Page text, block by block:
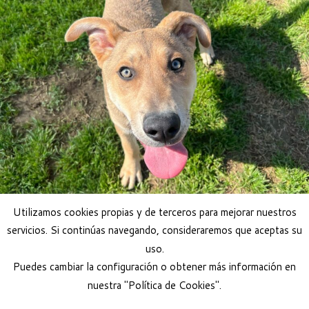
Utilizamos cookies propias y de terceros para mejorar nuestros
servicios. Si continúas navegando, consideraremos que aceptas su
uso.
Puedes cambiar la configuración o obtener más información en
nuestra "Política de Cookies".